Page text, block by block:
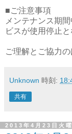
■ご注意事項
メンテナンス期
ビスが使用停止と
ご理解とご協力
Unknown 時刻:
共有
2013年4月23日火曜